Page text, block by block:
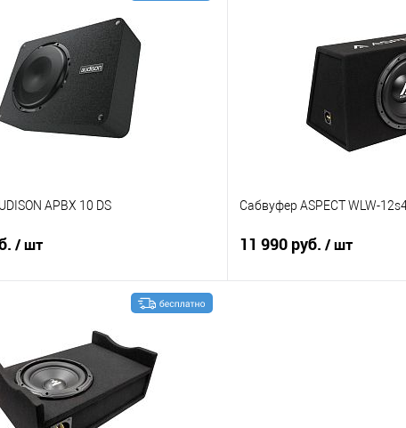
В избранное
APBX 10 DS
/ шт
В избранное
Сабвуфер ASPECT WLW-
11 990 руб. / шт